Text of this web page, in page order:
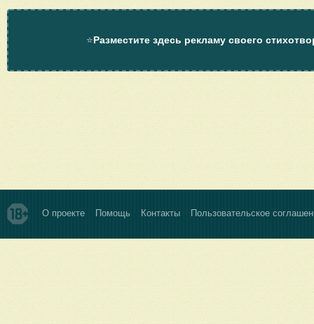
⭐Разместите здесь рекламу своего
О проекте Помощь Контакты Пользовательское